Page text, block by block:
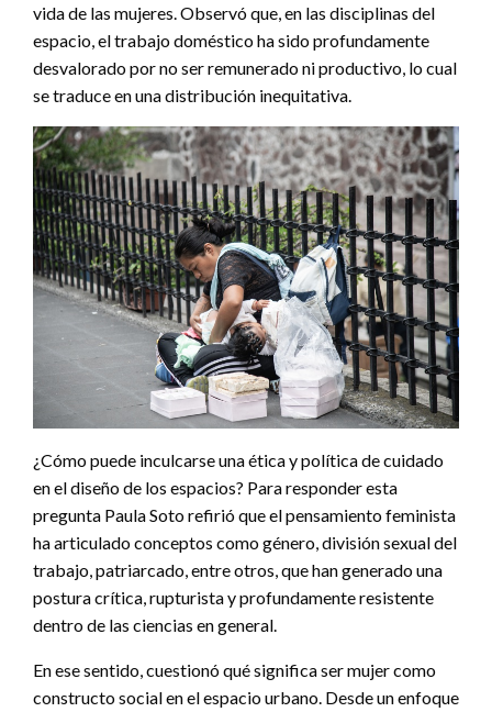
vida de las mujeres. Observó que, en las disciplinas del
espacio, el trabajo doméstico ha sido profundamente
desvalorado por no ser remunerado ni productivo, lo cual
se traduce en una distribución inequitativa.
¿Cómo puede inculcarse una ética y política de cuidado
en el diseño de los espacios? Para responder esta
pregunta Paula Soto refirió que el pensamiento feminista
ha articulado conceptos como género, división sexual del
trabajo, patriarcado, entre otros, que han generado una
postura crítica, rupturista y profundamente resistente
dentro de las ciencias en general.
En ese sentido, cuestionó qué significa ser mujer como
constructo social en el espacio urbano. Desde un enfoque